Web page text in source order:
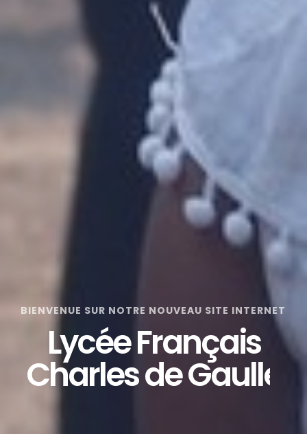
BIENVENUE SUR NOTRE NOUVEAU SITE INTERNET
Lycée Français
Charles de Gaulle